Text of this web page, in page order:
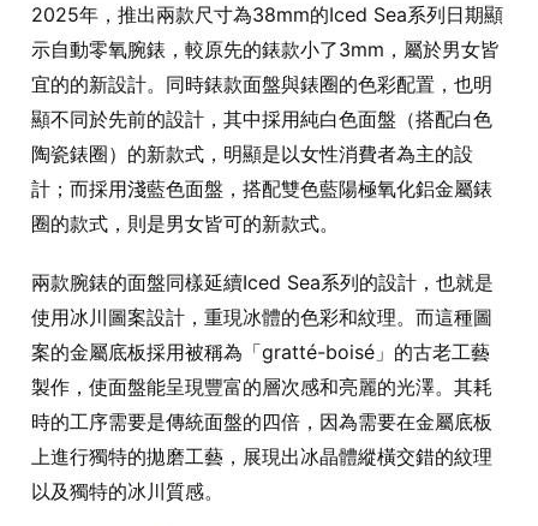
2025年，推出兩款尺寸為38mm的Iced Sea系列日期顯
示自動零氧腕錶，較原先的錶款小了3mm，屬於男女皆
宜的的新設計。同時錶款面盤與錶圈的色彩配置，也明
顯不同於先前的設計，其中採用純白色面盤（搭配白色
陶瓷錶圈）的新款式，明顯是以女性消費者為主的設
計；而採用淺藍色面盤，搭配雙色藍陽極氧化鋁金屬錶
圈的款式，則是男女皆可的新款式。
兩款腕錶的面盤同樣延續Iced Sea系列的設計，也就是
使用冰川圖案設計，重現冰體的色彩和紋理。而這種圖
案的金屬底板採用被稱為「gratté-boisé」的古老工藝
製作，使面盤能呈現豐富的層次感和亮麗的光澤。其耗
時的工序需要是傳統面盤的四倍，因為需要在金屬底板
上進行獨特的拋磨工藝，展現出冰晶體縱橫交錯的紋理
以及獨特的冰川質感。